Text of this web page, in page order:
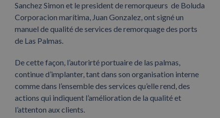
Sanchez Simon et le president de remorqueurs de Boluda
Corporacion marítima, Juan Gonzalez, ont signé un
manuel de qualité de services de remorquage des ports
de Las Palmas.
De cette façon, l’autorirté portuaire de las palmas,
continue d’implanter, tant dans son organisation interne
comme dans l’ensemble des services qu’elle rend, des
actions qui indiquent l’amélioration de la qualité et
l’attenton aux clients.